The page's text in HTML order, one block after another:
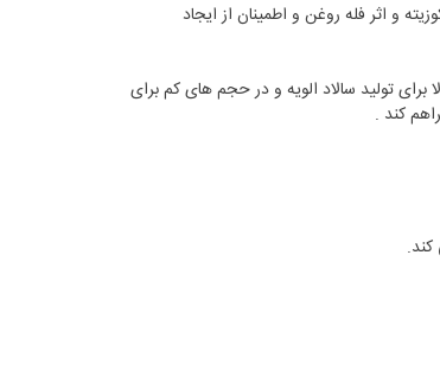
ویسکوزیته و اثر فله روغن و اطمینان از ایجاد
تولید سالاد الویه و در حجم های کم برای
کند .